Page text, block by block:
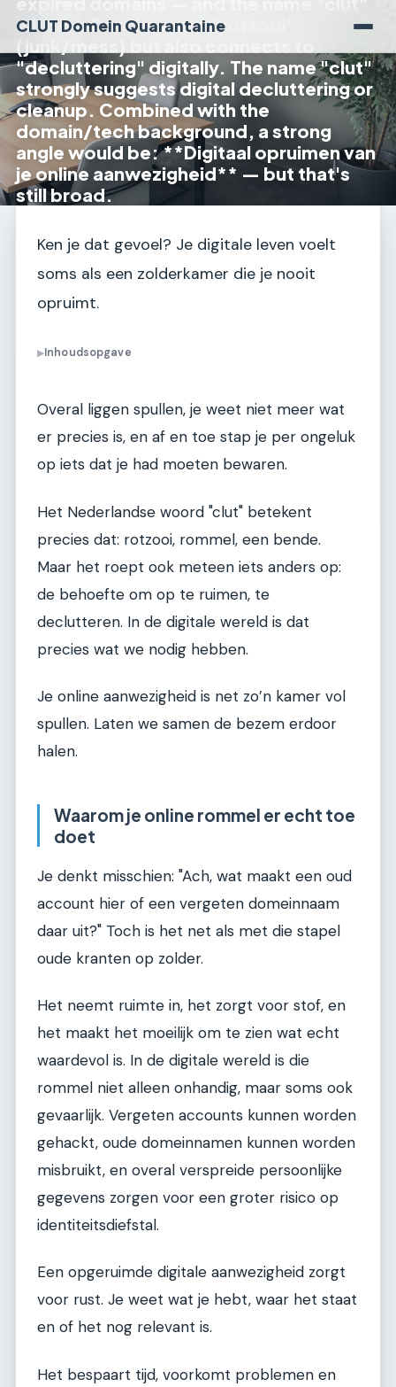
CLUT Domein Quarantaine
which in Dutch means "rotzooi"
"decluttering" digitally. The name "clut"
strongly suggests digital decluttering or
cleanup. Combined with the
domain/tech background, a strong
angle would be: **Digitaal opruimen van
je online aanwezigheid** — but that's
still broad.
Ken je dat gevoel? Je digitale leven voelt
soms als een zolderkamer die je nooit
opruimt.
▶Inhoudsopgave
Overal liggen spullen, je weet niet meer wat
er precies is, en af en toe stap je per ongeluk
op iets dat je had moeten bewaren.
Het Nederlandse woord "clut" betekent
precies dat: rotzooi, rommel, een bende.
Maar het roept ook meteen iets anders op:
de behoefte om op te ruimen, te
declutteren. In de digitale wereld is dat
precies wat we nodig hebben.
Je online aanwezigheid is net zo’n kamer vol
spullen. Laten we samen de bezem erdoor
halen.
Waarom je online rommel er echt toe
doet
Je denkt misschien: "Ach, wat maakt een oud
account hier of een vergeten domeinnaam
daar uit?" Toch is het net als met die stapel
oude kranten op zolder.
Het neemt ruimte in, het zorgt voor stof, en
het maakt het moeilijk om te zien wat echt
waardevol is. In de digitale wereld is die
rommel niet alleen onhandig, maar soms ook
gevaarlijk. Vergeten accounts kunnen worden
gehackt, oude domeinnamen kunnen worden
misbruikt, en overal verspreide persoonlijke
gegevens zorgen voor een groter risico op
identiteitsdiefstal.
Een opgeruimde digitale aanwezigheid zorgt
voor rust. Je weet wat je hebt, waar het staat
en of het nog relevant is.
Het bespaart tijd, voorkomt problemen en